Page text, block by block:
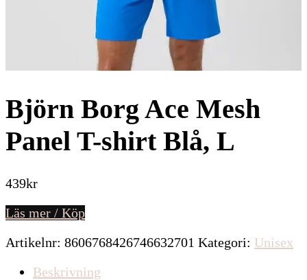
Björn Borg Ace Mesh
Panel T-shirt Blå, L
439kr
Läs mer / Köp
Artikelnr: 8606768426746632701 Kategori: Unisex
Beskrivning